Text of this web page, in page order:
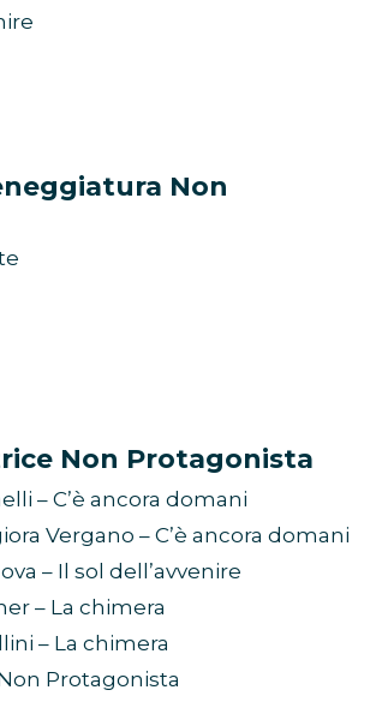
Non
Non Protagonista
– C’è ancora domani
Vergano – C’è ancora domani
– Il sol dell’avvenire
– La chimera
– La chimera
Protagonista